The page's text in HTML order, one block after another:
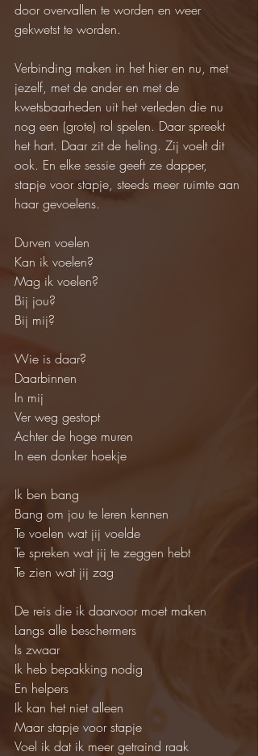
door overvallen te worden en weer
gekwetst te worden.
Verbinding maken in het hier en nu, met
jezelf, met de ander en met de
kwetsbaarheden uit het verleden die nu
nog een (grote) rol spelen. Daar spreekt
het hart. Daar zit de heling. Zij voelt dit
ook. En elke sessie geeft ze dapper,
stapje voor stapje, steeds meer ruimte aan
haar gevoelens.
Durven voelen
Kan ik voelen?
Mag ik voelen?
Bij jou?
Bij mij?
Wie is daar?
Daarbinnen
In mij
Ver weg gestopt
Achter de hoge muren
In een donker hoekje
Ik ben bang
Bang om jou te leren kennen
Te voelen wat jij voelde
Te spreken wat jij te zeggen hebt
Te zien wat jij zag
De reis die ik daarvoor moet maken
Langs alle beschermers
Is zwaar
Ik heb bepakking nodig
En helpers
Ik kan het niet alleen
Maar stapje voor stapje
Voel ik dat ik meer getraind raak